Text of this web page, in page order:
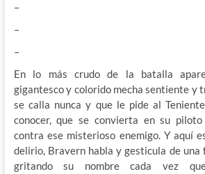
–
–
–
En lo más crudo de la batalla
gigantesco y colorido mecha sentiente y
se calla nunca y que le pide al
conocer, que se convierta en su
contra ese misterioso enemigo. Y aquí
delirio, Bravern habla y gesticula de una
gritando su nombre cada vez